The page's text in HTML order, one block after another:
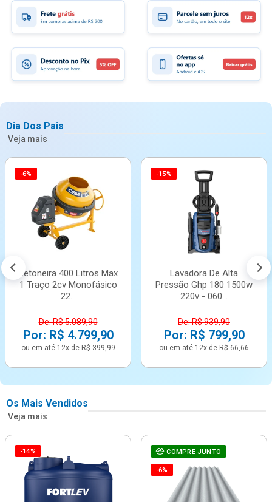
Dia Dos Pais
Veja mais
-6%
Betoneira 400 Litros Max
1 Traço 2cv Monofásico
22...
De: R$ 5.089,90
Por: R$ 4.799,90
ou em até 12x de R$ 399,99
-15%
Lavadora De Alta
Pressão Ghp 180 1500w
220v - 060...
De: R$ 939,90
Por: R$ 799,90
ou em até 12x de R$ 66,66
Os Mais Vendidos
Veja mais
-14% COMPRE JUNTO
-6%